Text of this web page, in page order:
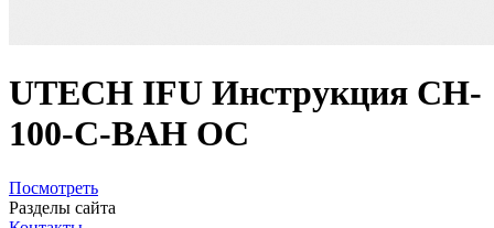
UTECH IFU Инструкция CH-
100-C-BAH OC
Посмотреть
Разделы сайта